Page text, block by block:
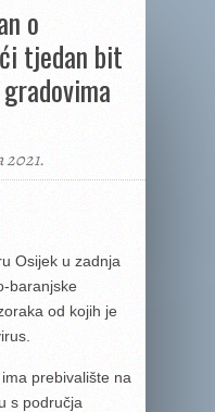
o
tjedan bit
Osijek u zadnja
baranjske
od kojih je
prebivalište na
s područja